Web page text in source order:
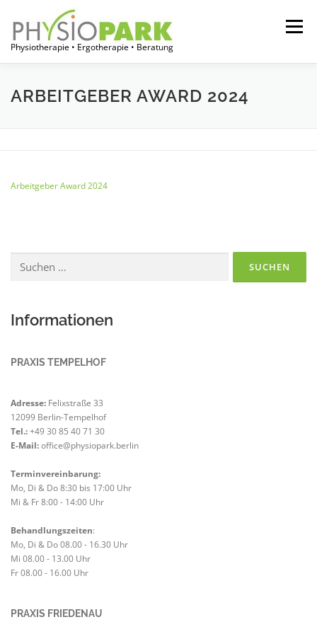
Inhalt
springen
Physiotherapie • Ergotherapie • Beratung
Menü
START JOBPORTAL FÜR THERAPEUTEN
ARBEITGEBER AWARD 2024
Arbeitgeber Award 2024
nach:
Informationen
PRAXIS TEMPELHOF
Adresse: Felixstraße 33
12099 Berlin-Tempelhof
Tel.:+49 30 85 40 71 30
E-Mail:office@physiopark.berlin
Terminvereinbarung:
Mo, Di & Do 8:30 bis 17:00 Uhr
Mi & Fr 8:00 - 14:00 Uhr
Behandlungszeiten:
Mo, Di & Do 08.00 - 16.30 Uhr
Mi 08.00 - 13.00 Uhr
Fr 08.00 - 16.00 Uhr
PRAXIS FRIEDENAU